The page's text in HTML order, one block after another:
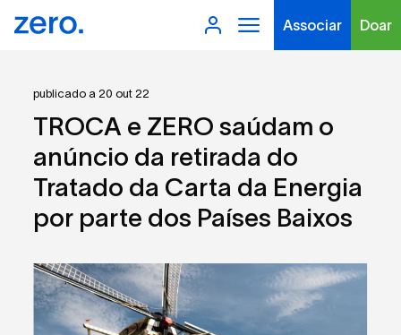
Associar Doar
Filtros
publicado a 20 out 22
TROCA e ZERO saúdam o
anúncio da retirada do
Tratado da Carta da Energia
por parte dos Países Baixos